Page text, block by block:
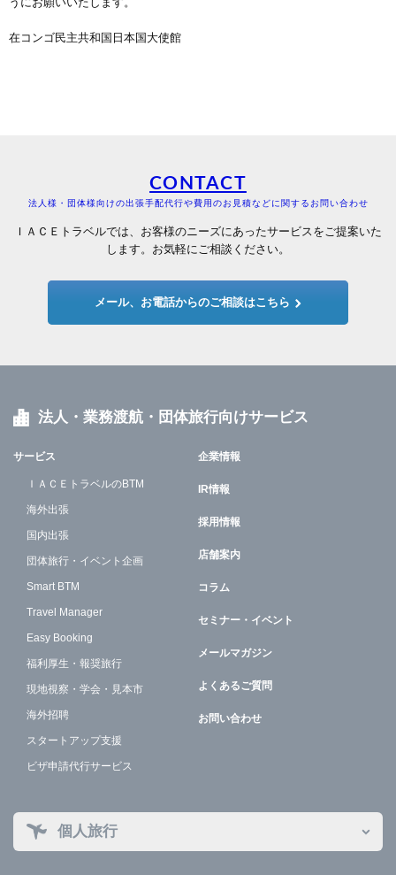
在コンゴ民主共和国日本国大使館
CONTACT
法人様・団体様向けの出張手配代行や費用のお見積などに関するお問い合わせ
ＩＡＣＥトラベルでは、お客様のニーズにあったサービスをご提案いた
します。お気軽にご相談ください。
メール、お電話からのご相談はこちら
法人・業務渡航・団体旅行向けサービス
サービス
ＩＡＣＥトラベルのBTM
海外出張
国内出張
団体旅行・イベント企画
Smart BTM
Travel Manager
Easy Booking
福利厚生・報奨旅行
現地視察・学会・見本市
海外招聘
スタートアップ支援
ビザ申請代行サービス
企業情報
IR情報
採用情報
店舗案内
コラム
セミナー・イベント
メールマガジン
よくあるご質問
お問い合わせ
個人旅行